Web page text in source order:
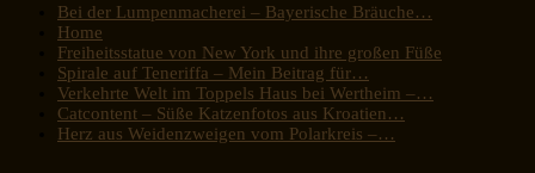
Bei der Lumpenmacherei – Bayerische Bräuche…
Home
Freiheitsstatue von New York und ihre großen Füße
Spirale auf Teneriffa – Mein Beitrag für…
Verkehrte Welt im Toppels Haus bei Wertheim –…
Catcontent – Süße Katzenfotos aus Kroatien…
Herz aus Weidenzweigen vom Polarkreis –…